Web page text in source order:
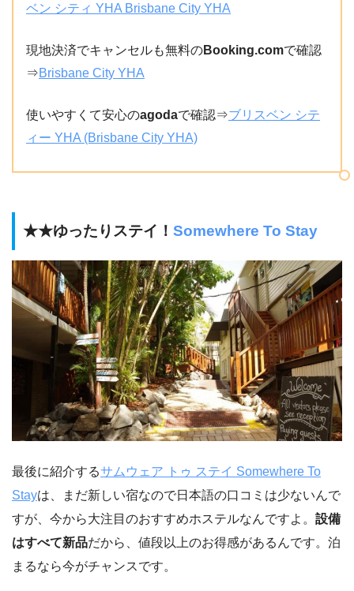
ベン シティ YHA Brisbane City YHA
現地決済でキャンセルも無料のBooking.comで確認
⇒Brisbane City YHA
使いやすくて安心のagodaで確認⇒ブリスベン シテ
ィー YHA (Brisbane City YHA)
★★ゆったりステイ！ Somewhere To Stay
最後に紹介するサムウェア トゥ ステイ Somewhere To
Stayは、まだ新しい宿なので日本語の口コミは少ないんで
すが、今から大注目のおすすめホステルなんですよ。 設備
はすべて新品だから、値段以上のお得感があるんです。泊
まるなら今がチャンスです。